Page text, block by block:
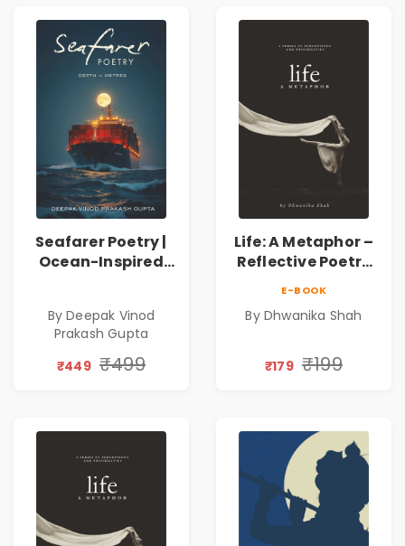
Seafarer Poetry |
Ocean-Inspired
By Deepak Vinod
Prakash Gupta
₹449 ₹499
Life: A Metaphor –
Reflective Poetry
Silence & Self-
Journey Through
Dhwanika Shah
E-BOOK
By Dhwanika Shah
₹179 ₹199